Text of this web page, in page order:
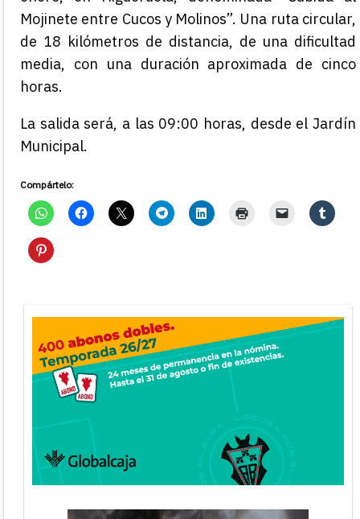
Mojinete entre Cucos y Molinos”. Una ruta circular,
de 18 kilómetros de distancia, de una dificultad
media, con una duración aproximada de cinco
horas.
La salida será, a las 09:00 horas, desde el Jardín
Municipal.
Compártelo: